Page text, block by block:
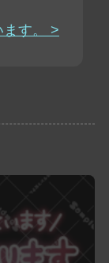
す。 >